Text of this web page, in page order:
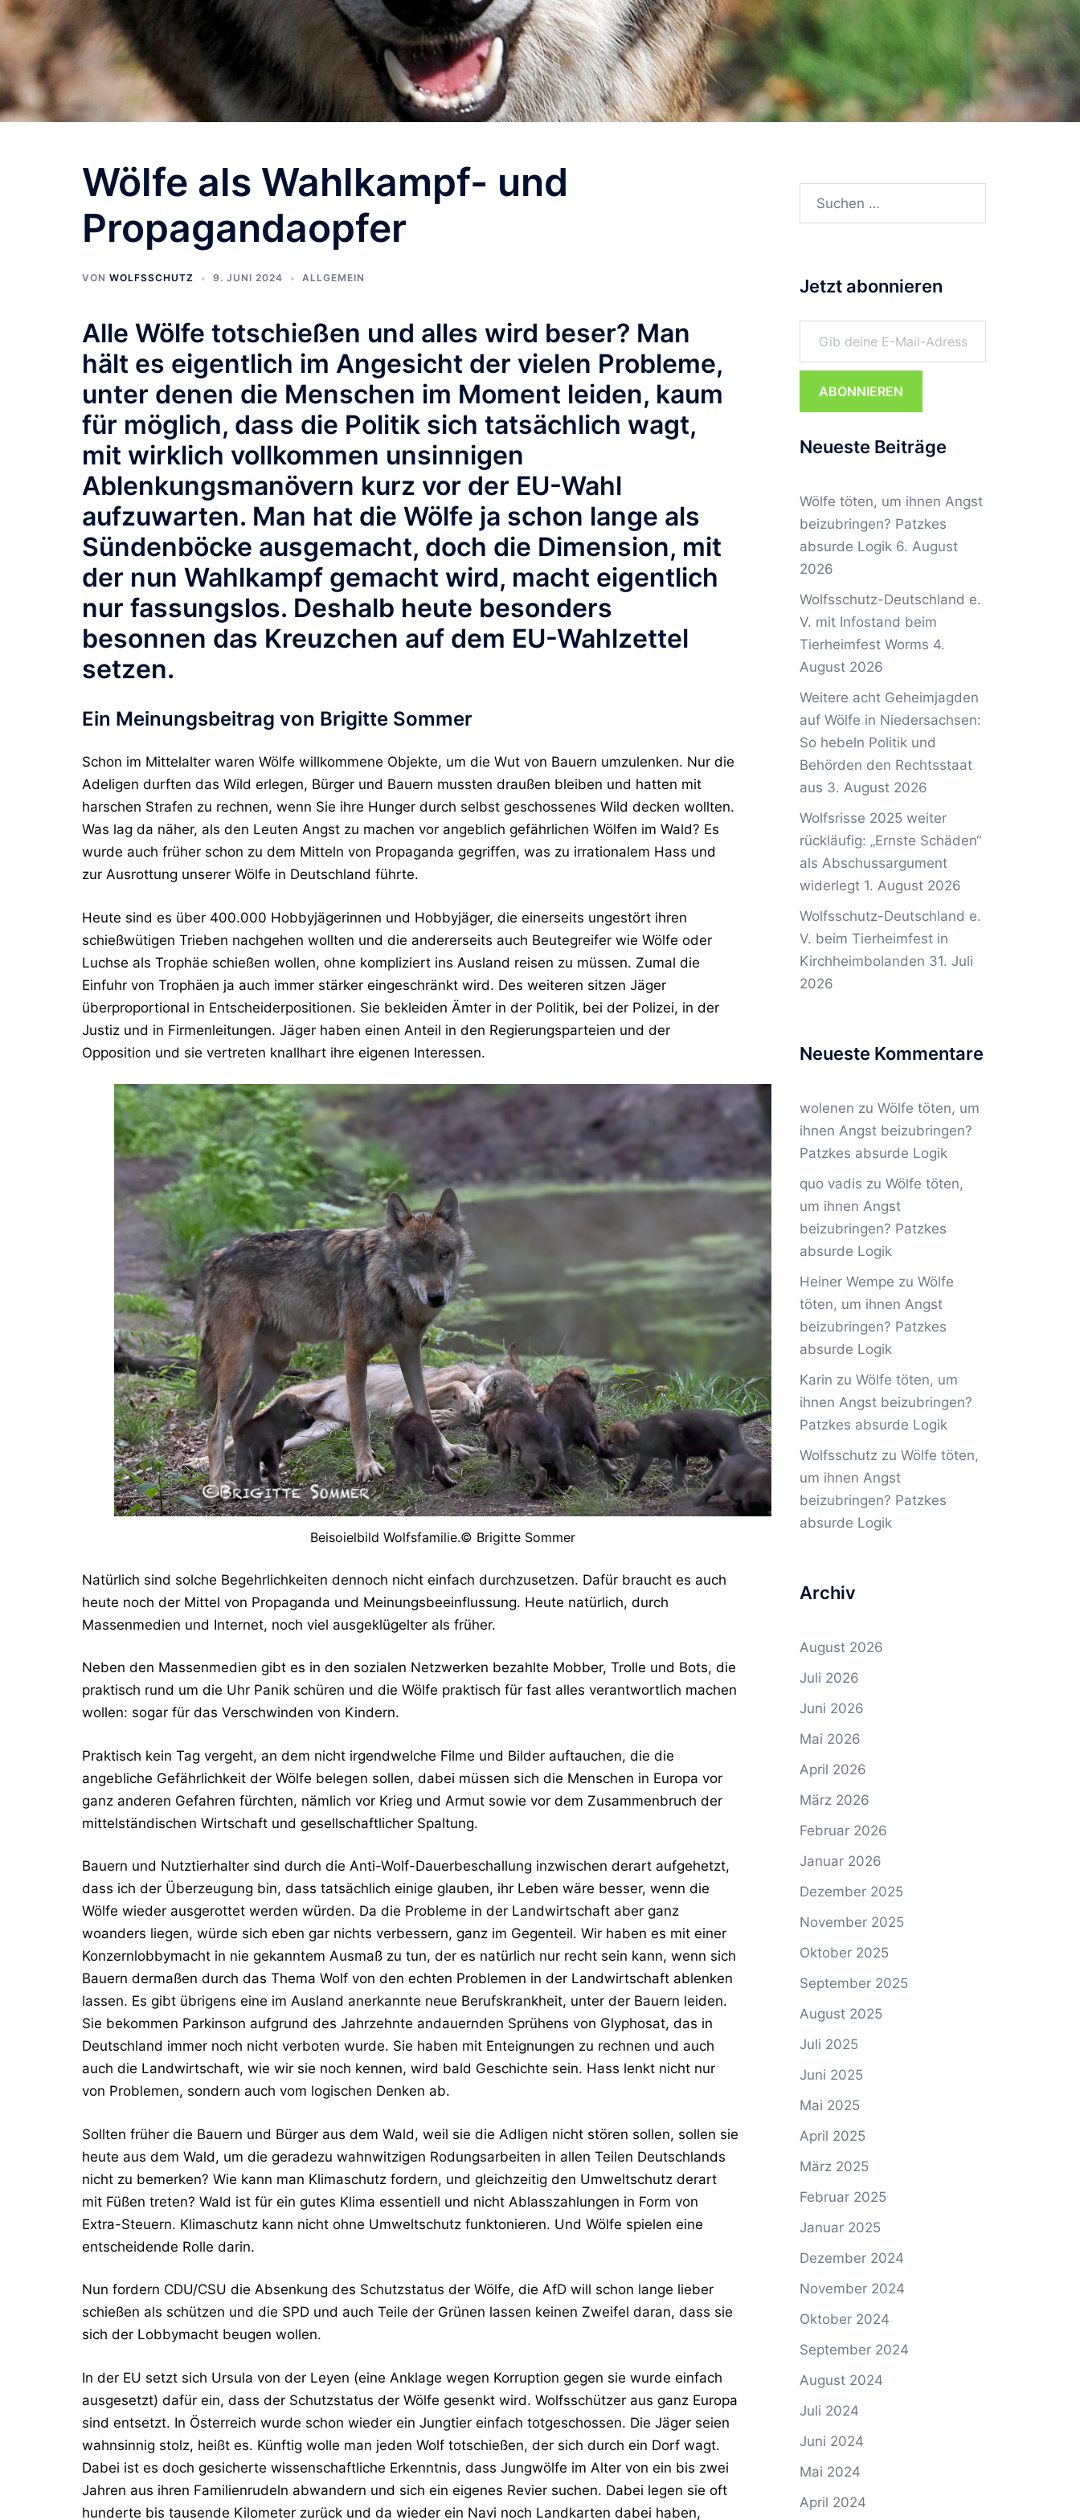
Wölfe als Wahlkampf- und
Propagandaopfer
VON WOLFSSCHUTZ 9. JUNI 2024 ALLGEMEIN
Alle Wölfe totschießen und alles wird beser? Man
hält es eigentlich im Angesicht der vielen Probleme,
unter denen die Menschen im Moment leiden, kaum
für möglich, dass die Politik sich tatsächlich wagt,
mit wirklich vollkommen unsinnigen
Ablenkungsmanövern kurz vor der EU-Wahl
aufzuwarten. Man hat die Wölfe ja schon lange als
Sündenböcke ausgemacht, doch die Dimension, mit
der nun Wahlkampf gemacht wird, macht eigentlich
nur fassungslos. Deshalb heute besonders
besonnen das Kreuzchen auf dem EU-Wahlzettel
setzen.
Ein Meinungsbeitrag von Brigitte Sommer
Schon im Mittelalter waren Wölfe willkommene Objekte, um die Wut von Bauern umzulenken. Nur die
Adeligen durften das Wild erlegen, Bürger und Bauern mussten draußen bleiben und hatten mit
harschen Strafen zu rechnen, wenn Sie ihre Hunger durch selbst geschossenes Wild decken wollten.
Was lag da näher, als den Leuten Angst zu machen vor angeblich gefährlichen Wölfen im Wald? Es
wurde auch früher schon zu dem Mitteln von Propaganda gegriffen, was zu irrationalem Hass und
zur Ausrottung unserer Wölfe in Deutschland führte.
Heute sind es über 400.000 Hobbyjägerinnen und Hobbyjäger, die einerseits ungestört ihren
schießwütigen Trieben nachgehen wollten und die andererseits auch Beutegreifer wie Wölfe oder
Luchse als Trophäe schießen wollen, ohne kompliziert ins Ausland reisen zu müssen. Zumal die
Einfuhr von Trophäen ja auch immer stärker eingeschränkt wird. Des weiteren sitzen Jäger
überproportional in Entscheiderpositionen. Sie bekleiden Ämter in der Politik, bei der Polizei, in der
Justiz und in Firmenleitungen. Jäger haben einen Anteil in den Regierungsparteien und der
Opposition und sie vertreten knallhart ihre eigenen Interessen.
Beisoielbild Wolfsfamilie.© Brigitte Sommer
Natürlich sind solche Begehrlichkeiten dennoch nicht einfach durchzusetzen. Dafür braucht es auch
heute noch der Mittel von Propaganda und Meinungsbeeinflussung. Heute natürlich, durch
Massenmedien und Internet, noch viel ausgeklügelter als früher.
Neben den Massenmedien gibt es in den sozialen Netzwerken bezahlte Mobber, Trolle und Bots, die
praktisch rund um die Uhr Panik schüren und die Wölfe praktisch für fast alles verantwortlich machen
wollen: sogar für das Verschwinden von Kindern.
Praktisch kein Tag vergeht, an dem nicht irgendwelche Filme und Bilder auftauchen, die die
angebliche Gefährlichkeit der Wölfe belegen sollen, dabei müssen sich die Menschen in Europa vor
ganz anderen Gefahren fürchten, nämlich vor Krieg und Armut sowie vor dem Zusammenbruch der
mittelständischen Wirtschaft und gesellschaftlicher Spaltung.
Bauern und Nutztierhalter sind durch die Anti-Wolf-Dauerbeschallung inzwischen derart aufgehetzt,
dass ich der Überzeugung bin, dass tatsächlich einige glauben, ihr Leben wäre besser, wenn die
Wölfe wieder ausgerottet werden würden. Da die Probleme in der Landwirtschaft aber ganz
woanders liegen, würde sich eben gar nichts verbessern, ganz im Gegenteil. Wir haben es mit einer
Konzernlobbymacht in nie gekanntem Ausmaß zu tun, der es natürlich nur recht sein kann, wenn sich
Bauern dermaßen durch das Thema Wolf von den echten Problemen in der Landwirtschaft ablenken
lassen. Es gibt übrigens eine im Ausland anerkannte neue Berufskrankheit, unter der Bauern leiden.
Sie bekommen Parkinson aufgrund des Jahrzehnte andauernden Sprühens von Glyphosat, das in
Deutschland immer noch nicht verboten wurde. Sie haben mit Enteignungen zu rechnen und auch
auch die Landwirtschaft, wie wir sie noch kennen, wird bald Geschichte sein. Hass lenkt nicht nur
von Problemen, sondern auch vom logischen Denken ab.
Sollten früher die Bauern und Bürger aus dem Wald, weil sie die Adligen nicht stören sollen, sollen sie
heute aus dem Wald, um die geradezu wahnwitzigen Rodungsarbeiten in allen Teilen Deutschlands
nicht zu bemerken? Wie kann man Klimaschutz fordern, und gleichzeitig den Umweltschutz derart
mit Füßen treten? Wald ist für ein gutes Klima essentiell und nicht Ablasszahlungen in Form von
Extra-Steuern. Klimaschutz kann nicht ohne Umweltschutz funktonieren. Und Wölfe spielen eine
entscheidende Rolle darin.
Nun fordern CDU/CSU die Absenkung des Schutzstatus der Wölfe, die AfD will schon lange lieber
schießen als schützen und die SPD und auch Teile der Grünen lassen keinen Zweifel daran, dass sie
sich der Lobbymacht beugen wollen.
In der EU setzt sich Ursula von der Leyen (eine Anklage wegen Korruption gegen sie wurde einfach
ausgesetzt) dafür ein, dass der Schutzstatus der Wölfe gesenkt wird. Wolfsschützer aus ganz Europa
sind entsetzt. In Österreich wurde schon wieder ein Jungtier einfach totgeschossen. Die Jäger seien
wahnsinnig stolz, heißt es. Künftig wolle man jeden Wolf totschießen, der sich durch ein Dorf wagt.
Dabei ist es doch gesicherte wissenschaftliche Erkenntnis, dass Jungwölfe im Alter von ein bis zwei
Jahren aus ihren Familienrudeln abwandern und sich ein eigenes Revier suchen. Dabei legen sie oft
hunderte bis tausende Kilometer zurück und da wieder ein Navi noch Landkarten dabei haben,
Suchen
Jetzt abonnieren
Gib deine E-Mail-Adresse ein ...
ABONNIEREN
Neueste Beiträge
Wölfe töten, um ihnen Angst
beizubringen? Patzkes
absurde Logik 6. August
2026
Wolfsschutz-Deutschland e.
V. mit Infostand beim
Tierheimfest Worms 4.
August 2026
Weitere acht Geheimjagden
auf Wölfe in Niedersachsen:
So hebeln Politik und
Behörden den Rechtsstaat
aus 3. August 2026
Wolfsrisse 2025 weiter
rückläufig: „Ernste Schäden“
als Abschussargument
widerlegt 1. August 2026
Wolfsschutz-Deutschland e.
V. beim Tierheimfest in
Kirchheimbolanden 31. Juli
2026
Neueste Kommentare
wolenen zu Wölfe töten, um
ihnen Angst beizubringen?
Patzkes absurde Logik
quo vadis zu Wölfe töten,
um ihnen Angst
beizubringen? Patzkes
absurde Logik
Heiner Wempe zu Wölfe
töten, um ihnen Angst
beizubringen? Patzkes
absurde Logik
Karin zu Wölfe töten, um
ihnen Angst beizubringen?
Patzkes absurde Logik
Wolfsschutzzu Wölfe töten,
um ihnen Angst
beizubringen? Patzkes
absurde Logik
Archiv
August 2026
Juli 2026
Juni 2026
Mai 2026
April 2026
März 2026
Februar 2026
Januar 2026
Dezember 2025
November 2025
Oktober 2025
September 2025
August 2025
Juli 2025
Juni 2025
Mai 2025
April 2025
März 2025
Februar 2025
Januar 2025
Dezember 2024
November 2024
Oktober 2024
September 2024
August 2024
Juli 2024
Juni 2024
Mai 2024
April 2024